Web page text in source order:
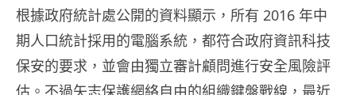
根據政府統計處公開的資料顯示，所有 2016 年中
期人口統計採用的電腦系統，都符合政府資訊科技
保安的要求，並會由獨立審計顧問進行安全風險評
估。不過矢志保護網絡自由的組織鍵盤戰線，最近